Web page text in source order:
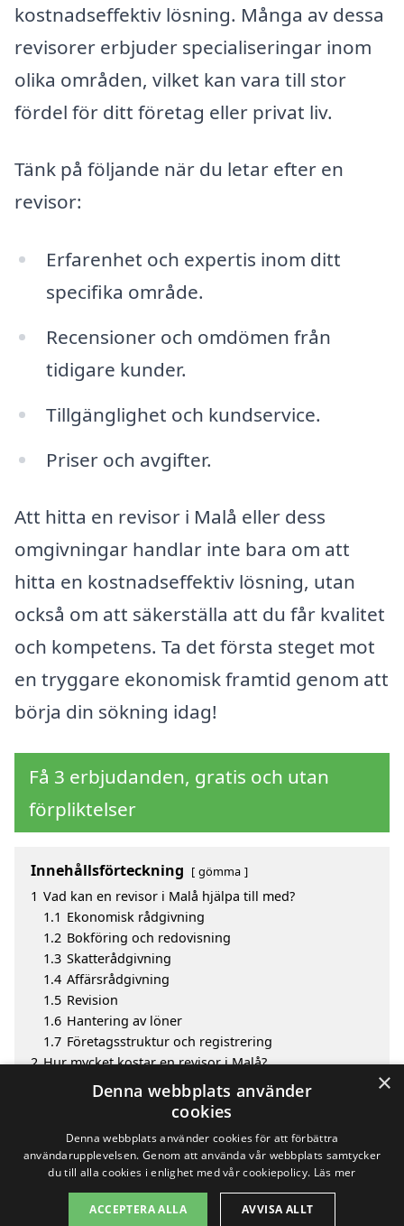
kostnadseffektiv lösning. Många av dessa
revisorer erbjuder specialiseringar inom
olika områden, vilket kan vara till stor
fördel för ditt företag eller privat liv.
Tänk på följande när du letar efter en
revisor:
Erfarenhet och expertis inom ditt
specifika område.
Recensioner och omdömen från
tidigare kunder.
Tillgänglighet och kundservice.
Priser och avgifter.
Att hitta en revisor i Malå eller dess
omgivningar handlar inte bara om att
hitta en kostnadseffektiv lösning, utan
också om att säkerställa att du får kvalitet
och kompetens. Ta det första steget mot
en tryggare ekonomisk framtid genom att
börja din sökning idag!
Få 3 erbjudanden, gratis och utan
förpliktelser
Innehållsförteckning gömma
1 Vad kan en revisor i Malå hjälpa till med?
1.1 Ekonomisk rådgivning
1.2 Bokföring och redovisning
1.3 Skatterådgivning
1.4 Affärsrådgivning
1.5 Revision
1.6 Hantering av löner
1.7 Företagsstruktur och registrering
2 Hur mycket kostar en revisor i Malå?
Fördelar med att välja revisor i Malå
Sök efter en skicklig revisor i de omgivande städerna
Copyright 2026 - Pilanto Aps
×
Denna webbplats använder
cookies
Denna webbplats använder cookies för att förbättra
användarupplevelsen. Genom att använda vår webbplats samtycker
du till alla cookies i enlighet med vår cookiepolicy. Läs mer
ACCEPTERA ALLA AVVISA ALLT